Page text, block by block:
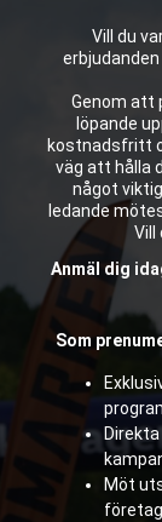
Vill du
Genom att
löpande
kostnadsfritt
väg att hålla
något
ledande
Vill
Anmäl dig
Som
Möt